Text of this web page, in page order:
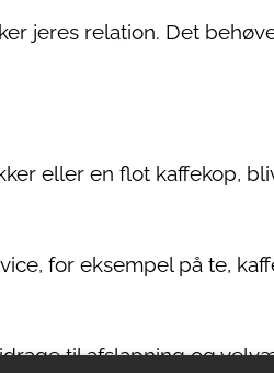
jeres relation. Det
eller en flot kaffekop,
for eksempel på te,
til afslapning og